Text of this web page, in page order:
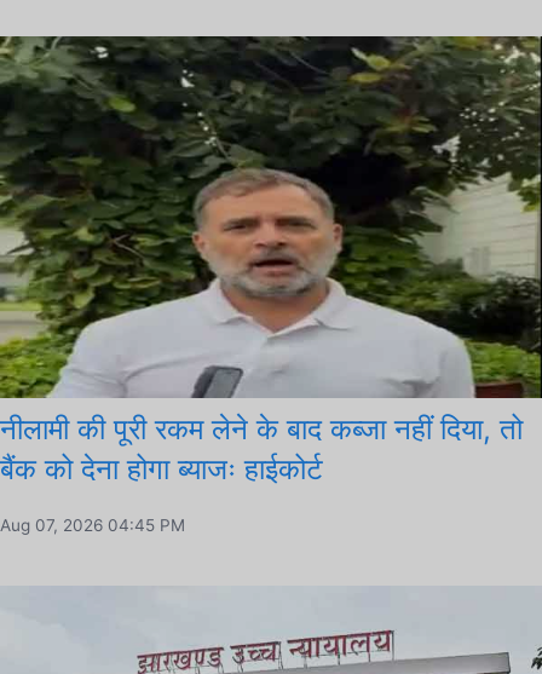
नीलामी की पूरी रकम लेने के बाद कब्जा नहीं दिया, तो
बैंक को देना होगा ब्याजः हाईकोर्ट
Aug 07, 2026 04:45 PM